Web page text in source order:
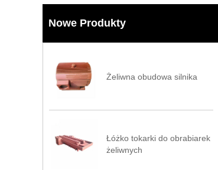
Nowe Produkty
Żeliwna obudowa silnika
Łóżko tokarki do obrabiarek
żeliwnych